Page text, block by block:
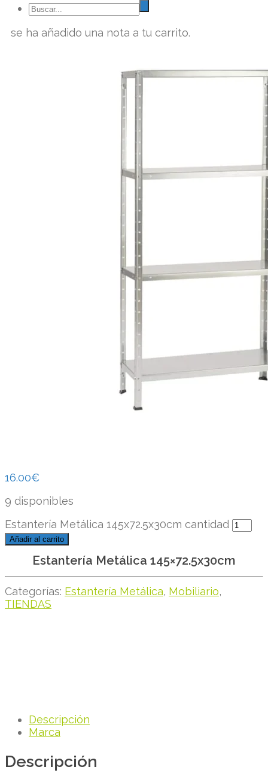
se ha añadido una nota a tu carrito.
16.00€
9 disponibles
Estantería Metálica 145x72.5x30cm cantidad
Añadir al carrito
Estantería Metálica 145×72.5x30cm
Categorías: Estantería Metálica, Mobiliario,
TIENDAS
Descripción
Marca
Descripción